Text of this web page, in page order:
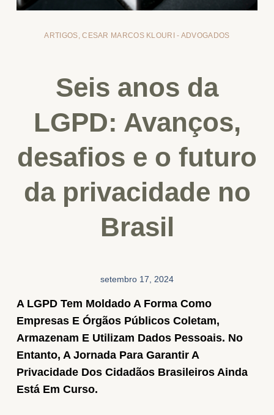
ARTIGOS ,CESAR MARCOS KLOURI - ADVOGADOS
Seis anos da
LGPD: Avanços,
desafios e o futuro
da privacidade no
Brasil
setembro 17, 2024
A LGPD Tem Moldado A Forma Como
Empresas E Órgãos Públicos Coletam,
Armazenam E Utilizam Dados Pessoais. No
Entanto, A Jornada Para Garantir A
Privacidade Dos Cidadãos Brasileiros Ainda
Está Em Curso.